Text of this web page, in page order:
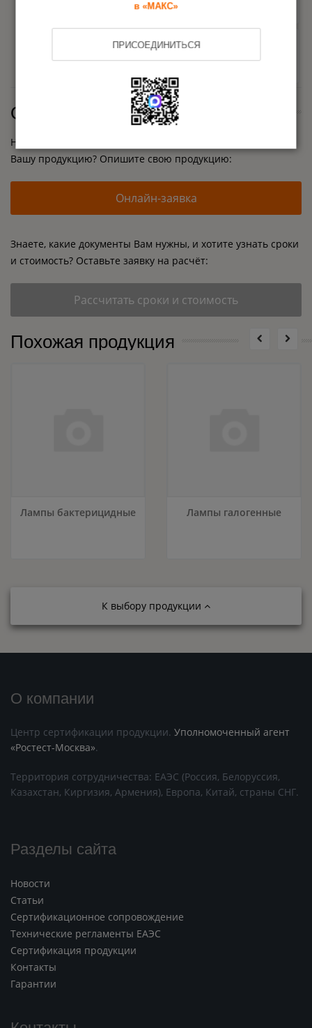
аварийных светильников
Экспертиза инструкции по
эксплуатации для
Остались вопросы?
Не уверены, какие документы необходимо оформлять на
Вашу продукцию? Опишите свою продукцию:
Онлайн-заявка
Знаете, какие документы Вам нужны, и хотите узнать сроки
и стоимость? Оставьте заявку на расчёт:
Рассчитать сроки и стоимость
Похожая продукция
Лампы бактерицидные Лампы галогенные
К выбору продукции
О компании
Центр сертификации продукции. Уполномоченный агент
«Ростест-Москва».
Территория сотрудничества: ЕАЭС (Россия, Белоруссия,
Казахстан, Киргизия, Армения), Европа, Китай, страны СНГ.
Разделы сайта
Новости
Статьи
Сертификационное сопровождение
Технические регламенты ЕАЭС
Сертификация продукции
Контакты
Гарантии
в «МАКС»
ПРИСОЕДИНИТЬСЯ